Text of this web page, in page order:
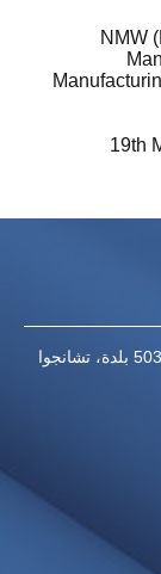
19th
503 بلدة، تشانجوا